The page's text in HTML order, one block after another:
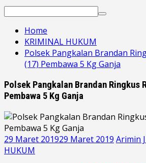
Search
Home
KRIMINAL HUKUM
Polsek Pangkalan Brandan
(17) Pembawa 5 Kg Ganja
Polsek Pangkalan Brandan Ringkus
Pembawa 5 Kg Ganja
29 Maret 201929 Maret 2019 Arimin
HUKUM